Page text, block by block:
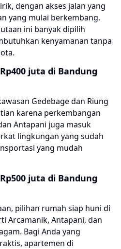
dengan akses jalan yang
yang mulai berkembang.
ini banyak dipilih
kenyamanan tanpa
juta di Bandung
Gedebage dan Riung
karena perkembangan
Antapani juga masuk
lingkungan yang sudah
yang mudah
juta di Bandung
pilihan rumah siap huni di
Arcamanik, Antapani, dan
Bagi Anda yang
apartemen di